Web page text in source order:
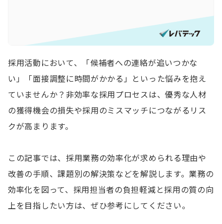
採用活動において、「候補者への連絡が追いつかな
い」「面接調整に時間がかかる」といった悩みを抱え
ていませんか？非効率な採用プロセスは、優秀な人材
の獲得機会の損失や採用のミスマッチにつながるリス
クが高まります。
この記事では、採用業務の効率化が求められる理由や
改善の手順、課題別の解決策などを解説します。業務の
効率化を図って、採用担当者の負担軽減と採用の質の向
上を目指したい方は、ぜひ参考にしてください。